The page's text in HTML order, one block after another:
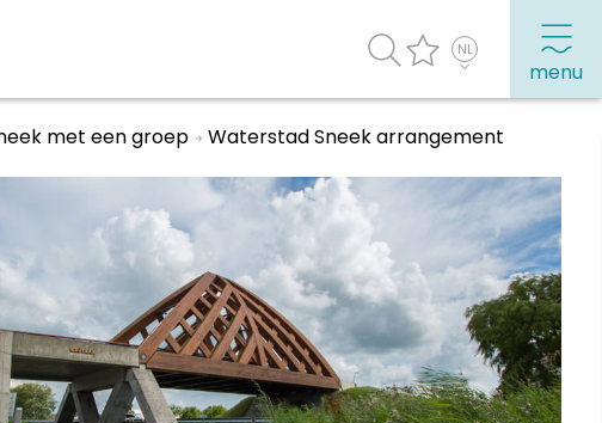
menu
UITagenda Veel bezochte pagina's:
Top 10 leuke dingen
Vakantie vieren in Sneek
Uitgaan in Sneek
Overnachten in Sneek
met een groep Waterstad Sneek arrangement